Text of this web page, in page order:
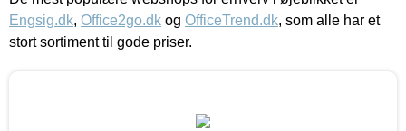
Engsig.dk, Office2go.dk og OfficeTrend.dk, som alle har et
stort sortiment til gode priser.